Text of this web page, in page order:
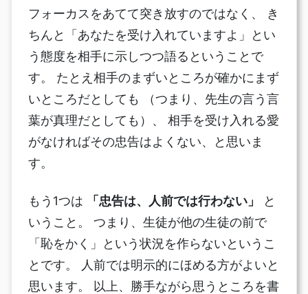
フォーカスをあてて突き放すのではなく、 き
ちんと「あなたを受け入れていますよ」とい
う態度を相手に示しつつ語るということで
す。 たとえ相手のまずいところが確かにまず
いところだとしても （つまり、先生の言う言
葉が真理だとしても）、 相手を受け入れる愛
がなければその忠告はよくない、と思いま
す。
もう1つは 「忠告は、人前では行わない」
と
いうこと。 つまり、生徒が他の生徒の前で
「恥をかく」という状況を作らないというこ
とです。 人前では明示的にほめる方がよいと
思います。 以上、勝手ながら思うところを書